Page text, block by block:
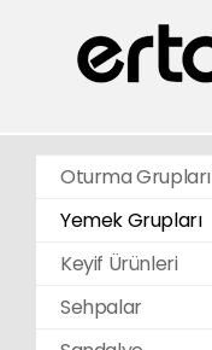
Oturma Grupları
Yemek Grupları
Keyif Ürünleri
Sehpalar